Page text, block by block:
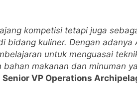
kompetisi tetapi juga
bidang kuliner. Dengan adanya
untuk menguasai
makanan dan minuman
Senior VP Operations